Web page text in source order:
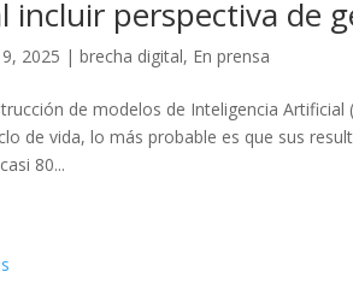
incluir perspectiva de
2025 |brecha digital, En prensa
de modelos de Inteligencia
de vida, lo más probable es que sus
80...